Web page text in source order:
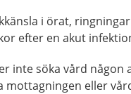
i örat,
efter en akut
inte söka vård
mottagningen eller